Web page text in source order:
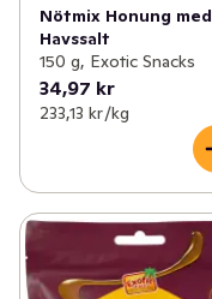
Nötmix Honung med
Havssalt
150 g, Exotic Snacks
34,97 kr
233,13 kr /kg